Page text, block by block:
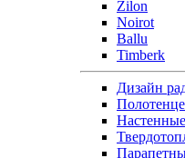
Zilon
Noirot
Ballu
Timberk
Дизайн